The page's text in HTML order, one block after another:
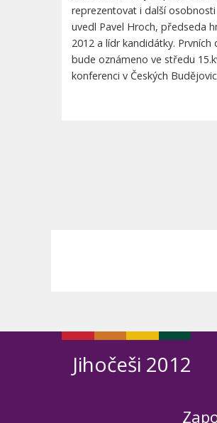
reprezentovat i další
uvedl Pavel Hroch, předseda
2012 a lídr kandidátky.
bude oznámeno ve středu
konferenci v Českých
Jihočeši 2012